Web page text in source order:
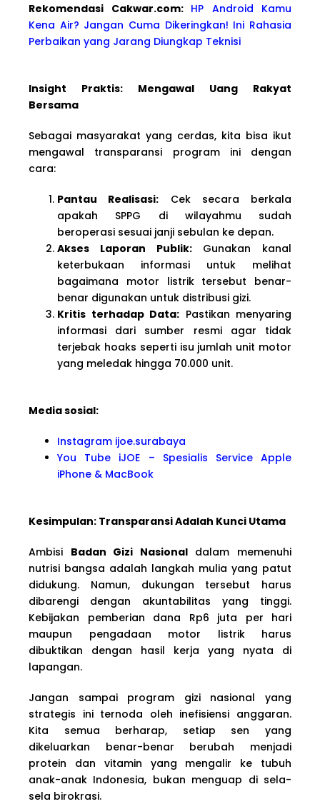
Rekomendasi Cakwar.com: HP Android Kamu
Kena Air? Jangan Cuma Dikeringkan! Ini Rahasia
Perbaikan yang Jarang Diungkap Teknisi
Insight Praktis: Mengawal Uang Rakyat
Bersama
Sebagai masyarakat yang cerdas, kita bisa ikut
mengawal transparansi program ini dengan
cara:
Pantau Realisasi: Cek secara berkala
apakah SPPG di wilayahmu sudah
beroperasi sesuai janji sebulan ke depan.
Akses Laporan Publik:Gunakan kanal
keterbukaan informasi untuk melihat
bagaimana motor listrik tersebut benar-
benar digunakan untuk distribusi gizi.
Kritis terhadap Data: Pastikan menyaring
informasi dari sumber resmi agar tidak
terjebak hoaks seperti isu jumlah unit motor
yang meledak hingga 70.000 unit.
Media sosial:
Instagram ijoe.surabaya
You Tube iJOE – Spesialis Service Apple
iPhone & MacBook
Kesimpulan: Transparansi Adalah Kunci Utama
Ambisi Badan Gizi Nasionaldalam memenuhi
nutrisi bangsa adalah langkah mulia yang patut
didukung. Namun, dukungan tersebut harus
dibarengi dengan akuntabilitas yang tinggi.
Kebijakan pemberian dana Rp6 juta per hari
maupun pengadaan motor listrik harus
dibuktikan dengan hasil kerja yang nyata di
lapangan.
Jangan sampai program gizi nasional yang
strategis ini ternoda oleh inefisiensi anggaran.
Kita semua berharap, setiap sen yang
dikeluarkan benar-benar berubah menjadi
protein dan vitamin yang mengalir ke tubuh
anak-anak Indonesia, bukan menguap di sela-
sela birokrasi.